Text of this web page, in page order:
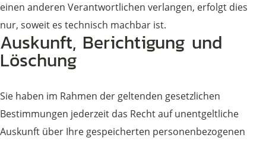
einen anderen Verantwortlichen verlangen, erfolgt dies
nur, soweit es technisch machbar ist.
Auskunft, Berichtigung und
Löschung
Sie haben im Rahmen der geltenden gesetzlichen
Bestimmungen jederzeit das Recht auf unentgeltliche
Auskunft über Ihre gespeicherten personenbezogenen